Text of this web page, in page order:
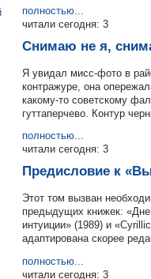
полностью...
читали сегодня: 3
Снимаю не я,
Я увидал мисс-фото в
контражуре, она
какому-то советскому
гуттаперчево. Контур
полностью...
читали сегодня: 3
Предисловие к
Этот том вызван
предыдущих книжек:
интуиции» (1989) и
адаптирована скорее
полностью...
читали сегодня: 3